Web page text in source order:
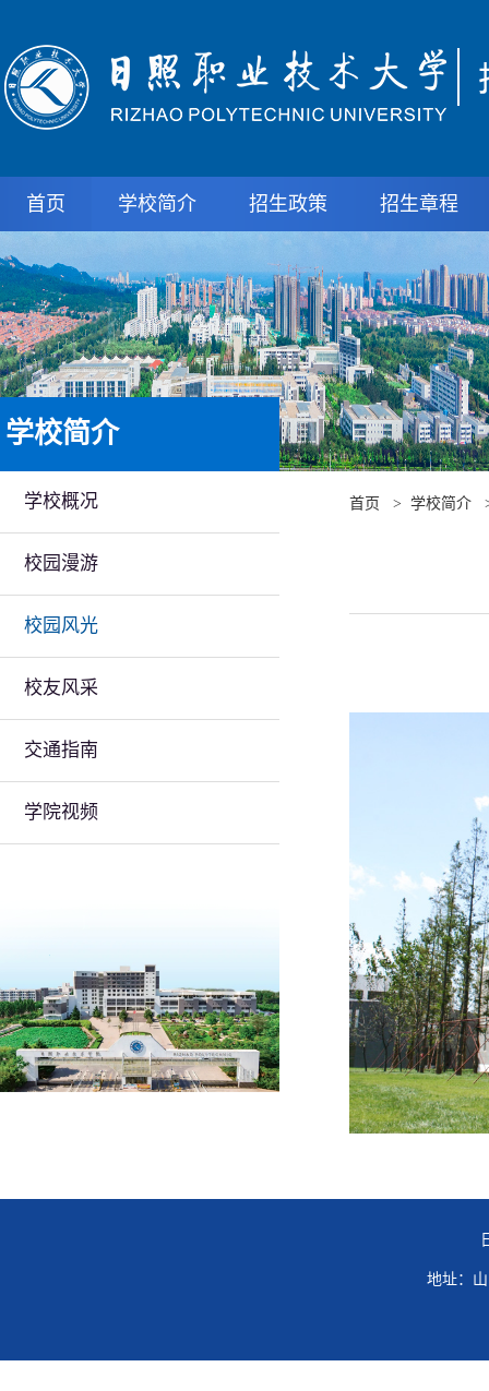
首页 学校简介 招生政策 招生章程
学校简介
学校概况
校园漫游
校园风光
校友风采
交通指南
学院视频
首页 > 学校简介
地址：